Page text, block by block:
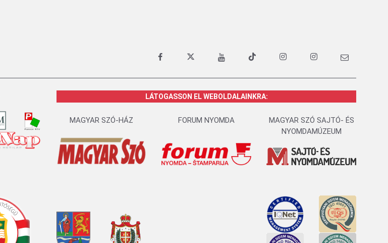
LÁTOGASSON EL WEBOLDALAINKRA:
MAGYAR SZÓ-HÁZ FORUM NYOMDA
MAGYAR SZÓ SAJTÓ- ÉS
NYOMDAMÚZEUM